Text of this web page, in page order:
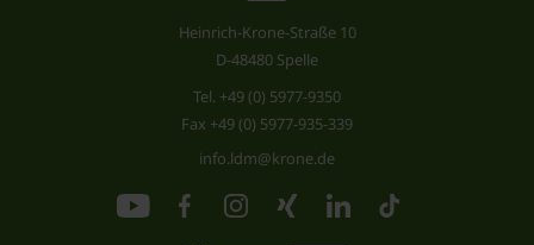
Heinrich-Krone-Straße 10
D-48480 Spelle
Tel. +49 (0) 5977-9350
Fax +49 (0) 5977-935-339
info.ldm@krone.de